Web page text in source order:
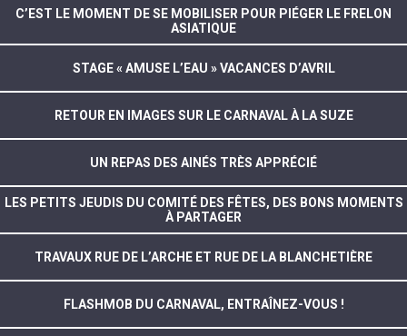
C’EST LE MOMENT DE SE MOBILISER POUR PIÉGER LE FRELON
ASIATIQUE
STAGE « AMUSE L’EAU » VACANCES D’AVRIL
RETOUR EN IMAGES SUR LE CARNAVAL À LA SUZE
UN REPAS DES AINÉS TRÈS APPRÉCIÉ
LES PETITS JEUDIS DU COMITÉ DES FÊTES, DES BONS MOMENTS
À PARTAGER
TRAVAUX RUE DE L’ARCHE ET RUE DE LA BLANCHETIÈRE
FLASHMOB DU CARNAVAL, ENTRAÎNEZ-VOUS !